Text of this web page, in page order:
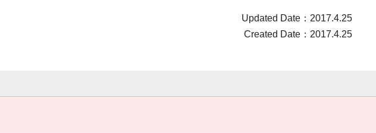
Updated Date：2017.4.25
Created Date：2017.4.25